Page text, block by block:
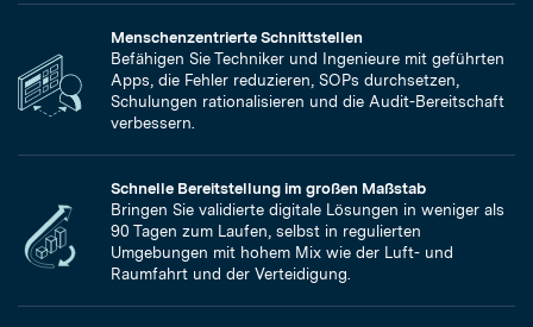
Menschenzentrierte Schnittstellen
Befähigen Sie Techniker und Ingenieure mit geführten
Apps, die Fehler reduzieren, SOPs durchsetzen,
Schulungen rationalisieren und die Audit-Bereitschaft
verbessern.
Schnelle Bereitstellung im großen Maßstab
Bringen Sie validierte digitale Lösungen in weniger als
90 Tagen zum Laufen, selbst in regulierten
Umgebungen mit hohem Mix wie der Luft- und
Raumfahrt und der Verteidigung.